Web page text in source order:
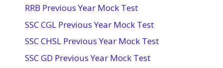
RRB Previous Year Mock Test
SSC CGL Previous Year Mock Test
SSC CHSL Previous Year Mock Test
SSC GD Previous Year Mock Test